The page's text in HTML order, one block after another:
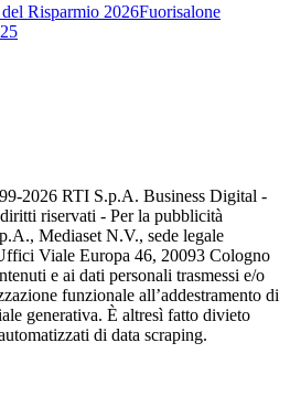
del Risparmio 2026Fuorisalone
2026 RTI S.p.A. Business Digital -
riservati - Per la pubblicità
Mediaset N.V., sede legale
Viale Europa 46, 20093 Cologno
e ai dati personali trasmessi e/o
funzionale all’addestramento di
generativa. È altresì fatto divieto
di data scraping.